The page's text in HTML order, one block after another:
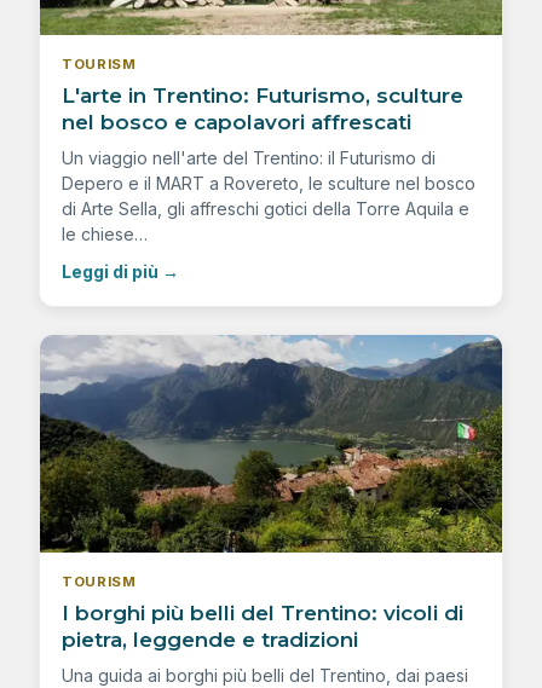
TOURISM
L'arte in Trentino: Futurismo, sculture
nel bosco e capolavori affrescati
Un viaggio nell'arte del Trentino: il Futurismo di
Depero e il MART a Rovereto, le sculture nel bosco
di Arte Sella, gli affreschi gotici della Torre Aquila e
le chiese…
Leggi di più →
TOURISM
I borghi più belli del Trentino: vicoli di
pietra, leggende e tradizioni
Una guida ai borghi più belli del Trentino, dai paesi